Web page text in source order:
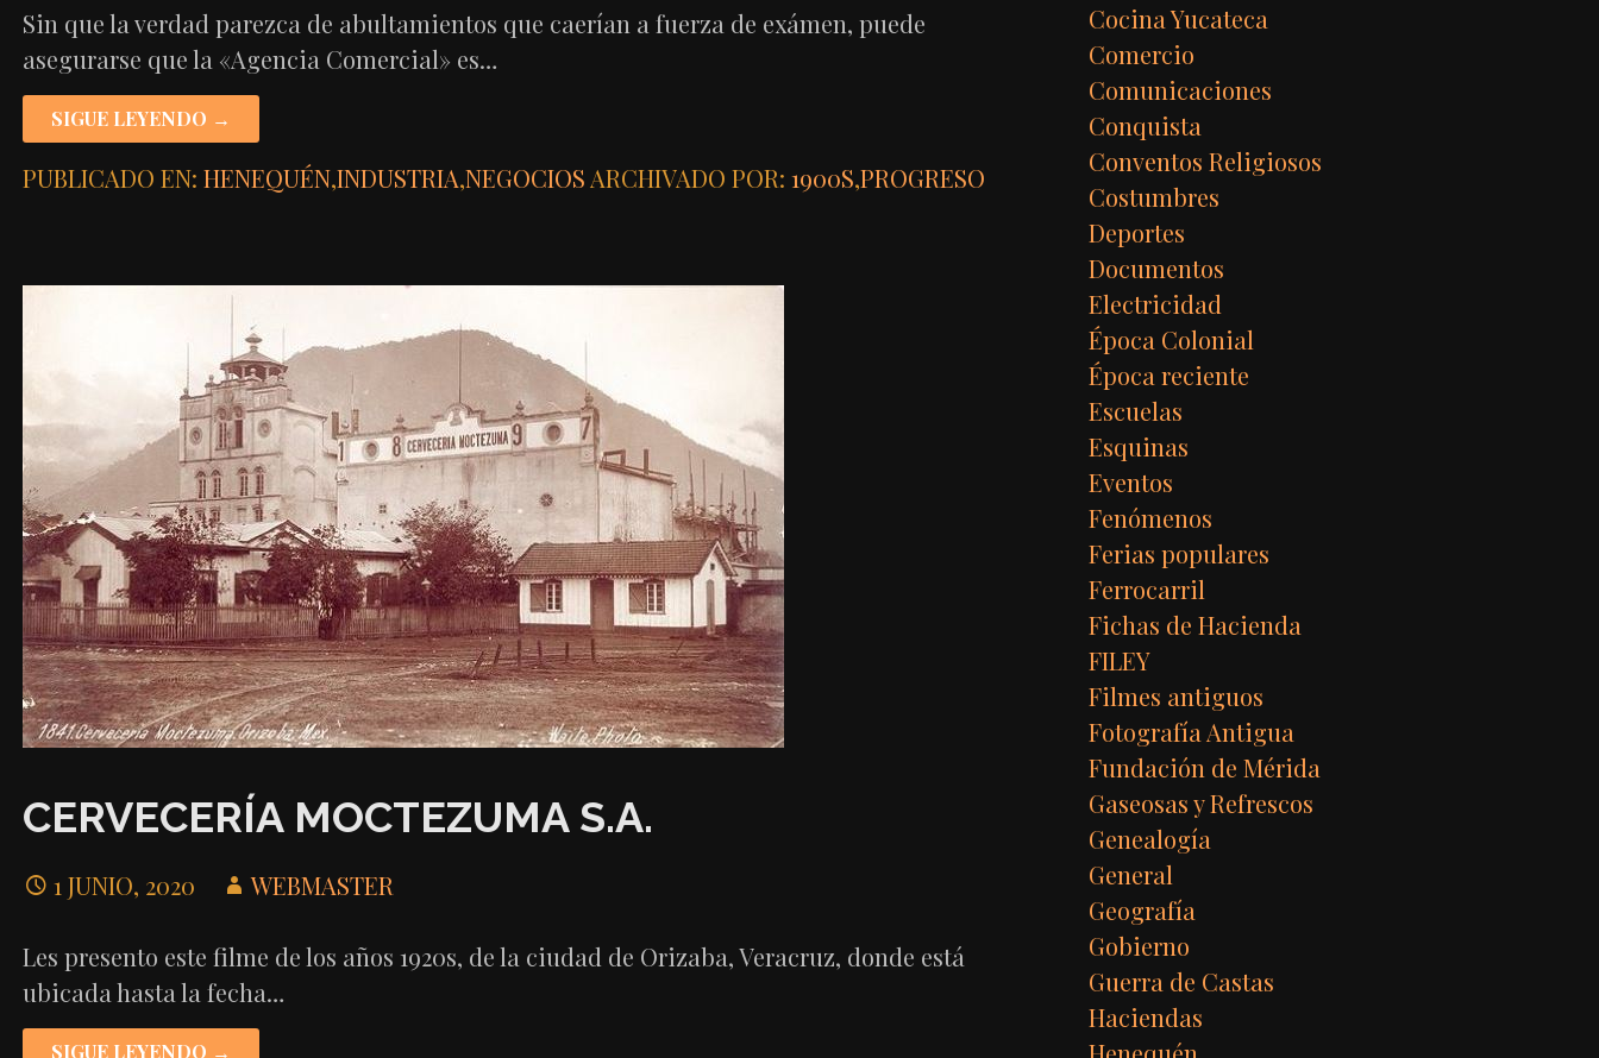
Sin que la verdad parezca de abultamientos que caerían a fuerza de exámen, puede
asegurarse que la «Agencia Comercial» es…
SIGUE LEYENDO →
PUBLICADO EN: HENEQUÉN,INDUSTRIA,NEGOCIOS ARCHIVADO POR: 1900S,PROGRESO
CERVECERÍA MOCTEZUMA S.A.
1 JUNIO, 2020 WEBMASTER
Les presento este filme de los años 1920s, de la ciudad de Orizaba, Veracruz, donde está
ubicada hasta la fecha…
SIGUE LEYENDO →
Cocina Yucateca
Comercio
Comunicaciones
Conquista
Conventos Religiosos
Costumbres
Deportes
Documentos
Electricidad
Época Colonial
Época reciente
Escuelas
Esquinas
Eventos
Fenómenos
Ferias populares
Ferrocarril
Fichas de Hacienda
FILEY
Filmes antiguos
Fotografía Antigua
Fundación de Mérida
Gaseosas y Refrescos
Genealogía
General
Geografía
Gobierno
Guerra de Castas
Haciendas